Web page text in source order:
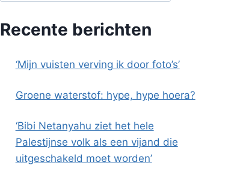
Recente berichten
‘Mijn vuisten verving ik door foto’s’
Groene waterstof: hype, hype hoera?
‘Bibi Netanyahu ziet het hele
Palestijnse volk als een vijand die
uitgeschakeld moet worden’